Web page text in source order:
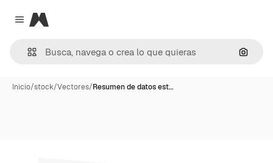
Close menu
Magnific
Inicio/stock/Vectores/Resumen de datos est…